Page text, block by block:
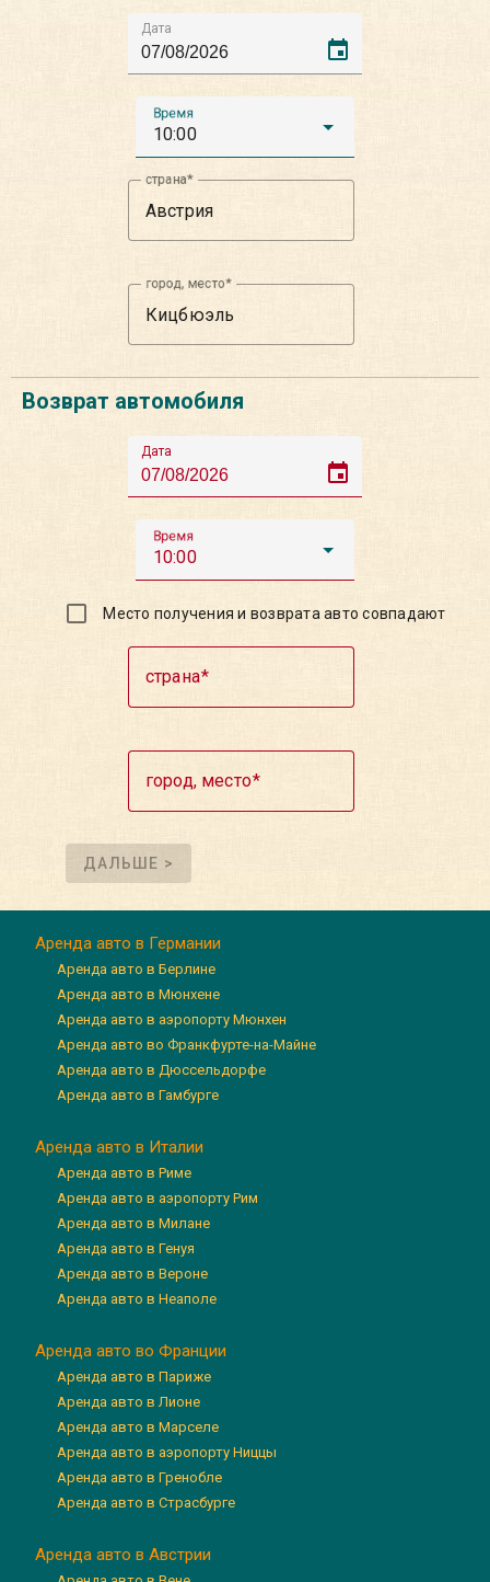
Дата
event
Время
10:00
страна
город, место
Возврат автомобиля
Дата
event
Время
10:00
Место получения и возврата авто совпадают
страна
город, место
ДАЛЬШЕ >
Аренда авто в Германии
Аренда авто в Берлине
Аренда авто в Мюнхене
Аренда авто в аэропорту Мюнхен
Аренда авто во Франкфурте-на-Майне
Аренда авто в Дюссельдорфе
Аренда авто в Гамбурге
Аренда авто в Италии
Аренда авто в Риме
Аренда авто в аэропорту Рим
Аренда авто в Милане
Аренда авто в Генуя
Аренда авто в Вероне
Аренда авто в Неаполе
Аренда авто во Франции
Аренда авто в Париже
Аренда авто в Лионе
Аренда авто в Марселе
Аренда авто в аэропорту Ниццы
Аренда авто в Гренобле
Аренда авто в Страсбурге
Аренда авто в Австрии